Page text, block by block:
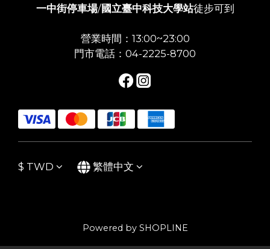
一中街停車場/國立臺中科技大學站徒步可到
營業時間：13:00~23:00
門市電話：04-2225-8700
$ TWD 繁體中文
Powered by SHOPLINE